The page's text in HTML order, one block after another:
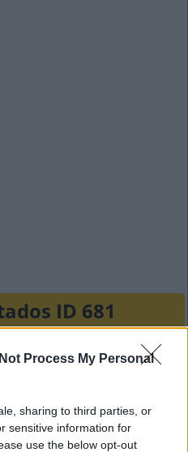
Process My Personal
sharing to third parties, or
sensitive information for
use the below opt-out
ID 681
A B
R I E
I
U